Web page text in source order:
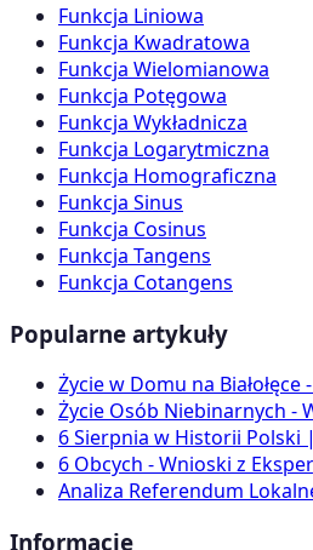
Funkcja Liniowa
Funkcja Kwadratowa
Funkcja Wielomianowa
Funkcja Potęgowa
Funkcja Wykładnicza
Funkcja Logarytmiczna
Funkcja Homograficzna
Funkcja Sinus
Funkcja Cosinus
Funkcja Tangens
Funkcja Cotangens
Popularne artykuły
Życie w Domu na
Życie Osób Niebinarnych -
6 Sierpnia w Historii Polski
6 Obcych - Wnioski z
Analiza Referendum
Informacje